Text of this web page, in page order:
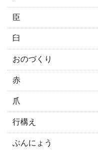
臣
臼
おのづくり
赤
爪
行構え
ぶんにょう